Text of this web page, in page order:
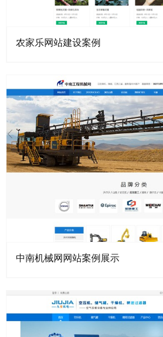
农家乐网站建设案例
中南机械网网站案例展示